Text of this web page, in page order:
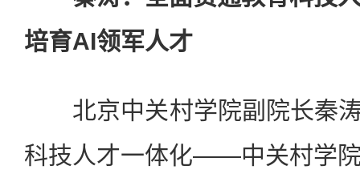
培育AI领军人才
北京中关村学院副院长秦涛
科技人才一体化——中关村学